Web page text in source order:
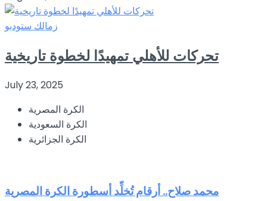
زمالك ستوديو
تحركات للأهلي تمهيدًا لخطوة تاريخية
July 23, 2025
الكرة المصرية
الكرة السعودية
الكرة الجزائرية
محمد صلاح.. أرقام تُخلِّد أسطورة الكرة المصرية